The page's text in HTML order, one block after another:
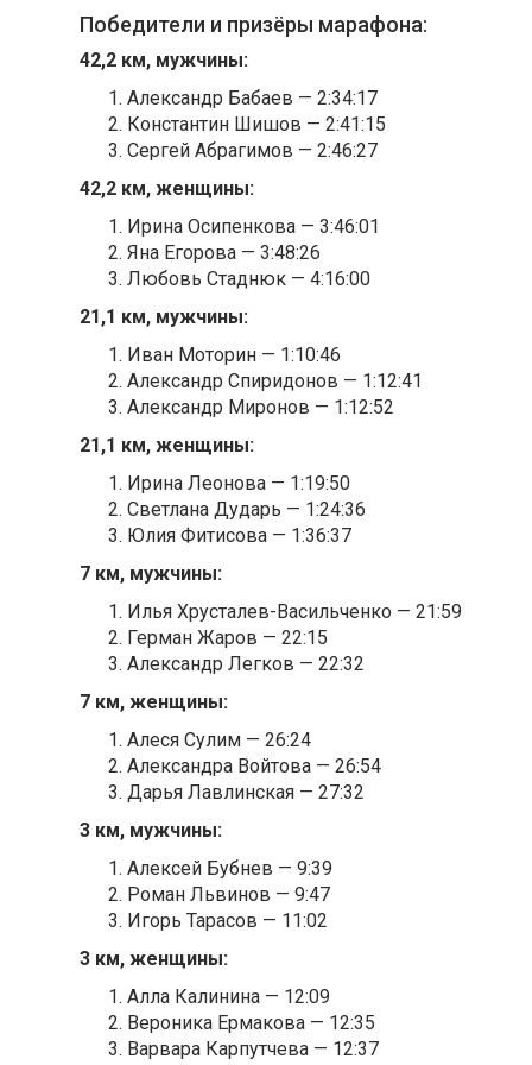
Победители и призёры марафона:
42,2 км, мужчины:
Александр Бабаев — 2:34:17
Константин Шишов — 2:41:15
Сергей Абрагимов — 2:46:27
42,2 км, женщины:
Ирина Осипенкова — 3:46:01
Яна Егорова — 3:48:26
Любовь Стаднюк — 4:16:00
21,1 км, мужчины:
Иван Моторин — 1:10:46
Александр Спиридонов — 1:12:41
Александр Миронов — 1:12:52
21,1 км, женщины:
Ирина Леонова — 1:19:50
Светлана Дударь — 1:24:36
Юлия Фитисова — 1:36:37
7 км, мужчины:
Илья Хрусталев-Васильченко — 21:59
Герман Жаров — 22:15
Александр Легков — 22:32
7 км, женщины:
Алеся Сулим — 26:24
Александра Войтова — 26:54
Дарья Лавлинская — 27:32
3 км, мужчины:
Алексей Бубнев — 9:39
Роман Львинов — 9:47
Игорь Тарасов — 11:02
3 км, женщины:
Алла Калинина — 12:09
Вероника Ермакова — 12:35
Варвара Карпутчева — 12:37